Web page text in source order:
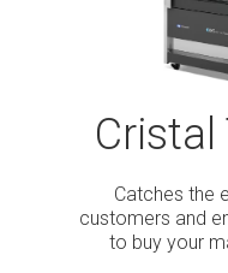
Cristal
Catches the
customers and
to buy your